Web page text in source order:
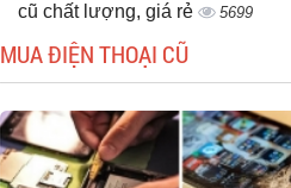
cũ chất lượng, giá rẻ
5699
MUA ĐIỆN THOẠI CŨ